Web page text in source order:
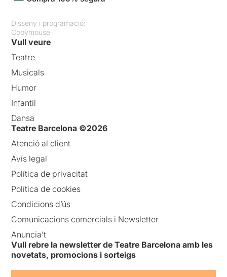
Disseny i programació:
Copymouse
Vull veure
Teatre
Musicals
Humor
Infantil
Dansa
Teatre Barcelona ©2026
Atenció al client
Avís legal
Política de privacitat
Política de cookies
Condicions d’ús
Comunicacions comercials i Newsletter
Anuncia’t
Vull rebre la newsletter de Teatre Barcelona amb les
novetats, promocions i sorteigs